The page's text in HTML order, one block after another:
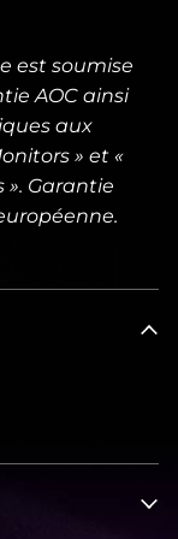
est soumise
AOC ainsi
aux
» et «
». Garantie